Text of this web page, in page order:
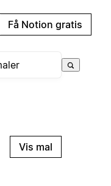
Få Notion gratis
Vis mal